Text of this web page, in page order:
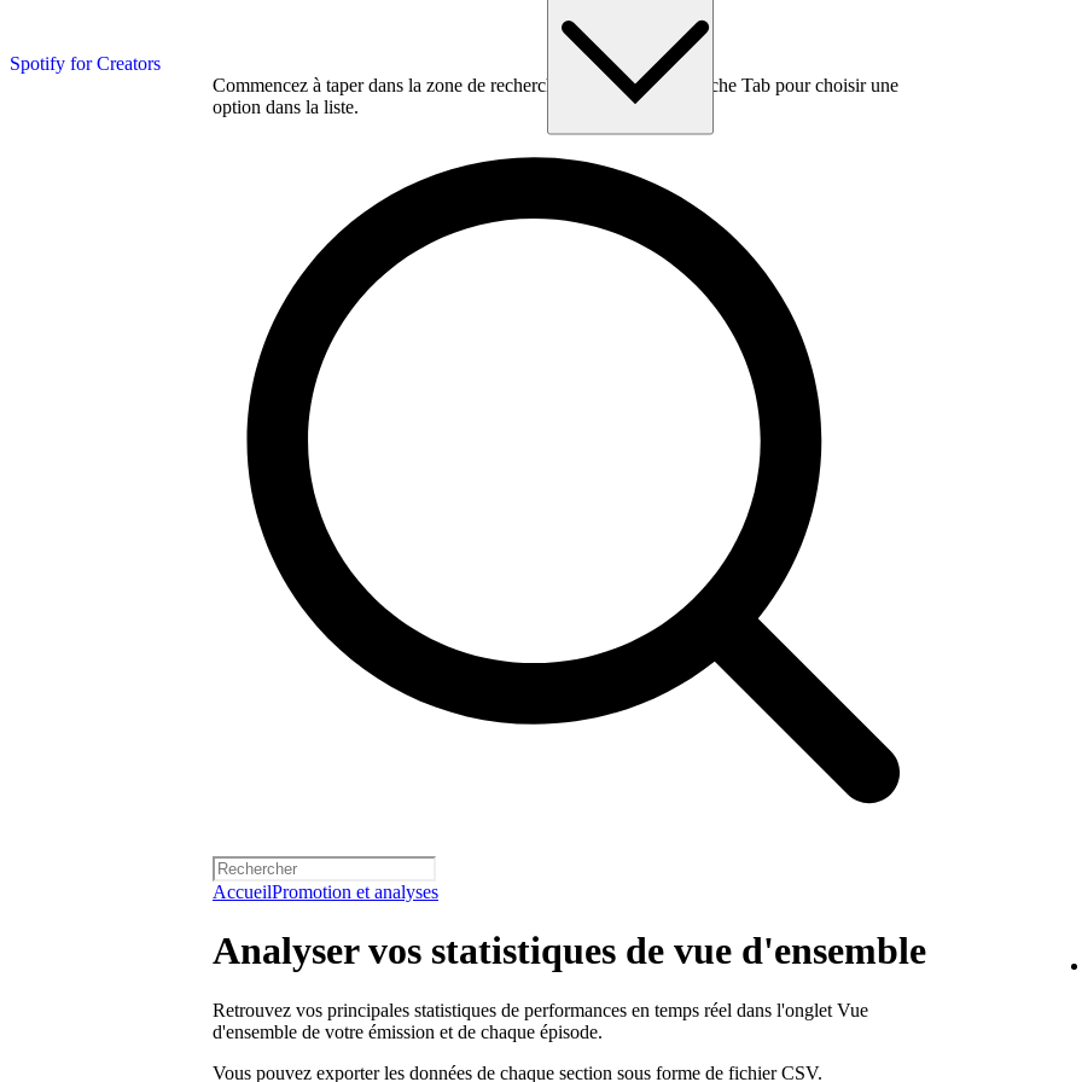
Spotify for Creators
Commencez à taper dans la zone de recherche, puis utilisez la touche Tab pour choisir une
option dans la liste.
AccueilPromotion et analyses
Analyser vos statistiques de vue d'ensemble
Retrouvez vos principales statistiques de performances en temps réel dans l'onglet Vue
d'ensemble de votre émission et de chaque épisode.
Vous pouvez exporter les données de chaque section sous forme de fichier CSV.